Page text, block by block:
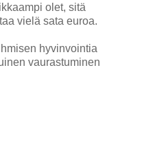
olet, sitä
vielä sata euroa.
hyvinvointia
vaurastuminen